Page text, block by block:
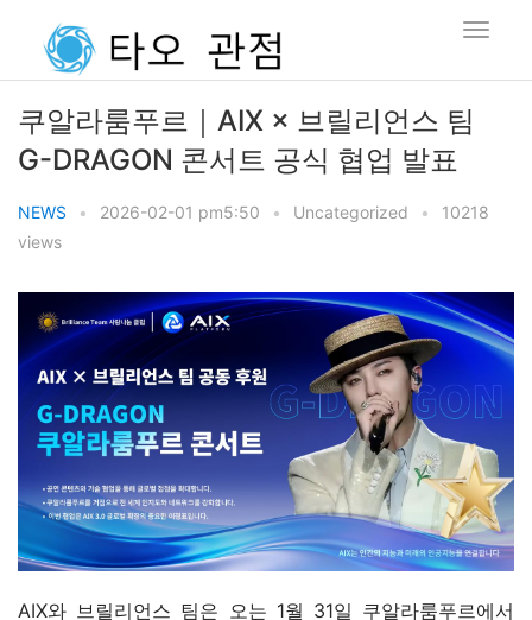
쿠알라룸푸르｜AIX × 브릴리언스 팀
G-DRAGON 콘서트 공식 협업 발표
NEWS • 2026-02-01 pm5:50 • Uncategorized •
10218
views
AIX와 브릴리언스 팀은 오는 1월 31일 쿠알라룸푸르에서